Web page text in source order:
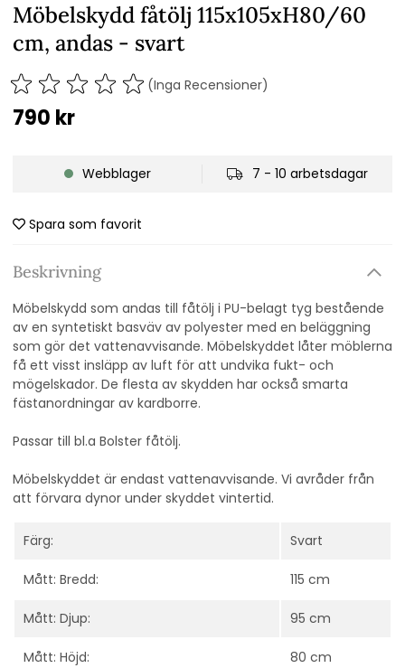
Möbelskydd fåtölj 115x105xH80/60
cm, andas - svart
(Inga Recensioner)
790 kr
Webblager 7 - 10 arbetsdagar
Spara som favorit
Beskrivning
Möbelskydd som andas till fåtölj i PU-belagt tyg bestående
av en syntetiskt basväv av polyester med en beläggning
som gör det vattenavvisande. Möbelskyddet låter möblerna
få ett visst insläpp av luft för att undvika fukt- och
mögelskador. De flesta av skydden har också smarta
fästanordningar av kardborre.
Passar till bl.a Bolster fåtölj.
Möbelskyddet är endast vattenavvisande. Vi avråder från
att förvara dynor under skyddet vintertid.
Färg: Svart
Mått: Bredd: 115 cm
Mått: Djup: 95 cm
Mått: Höjd: 80 cm